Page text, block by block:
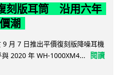
刻版耳筒 沿用六年
潮
月 7 日推出平價復刻版降噪耳機
2020 年 WH-1000XM4...
閱讀